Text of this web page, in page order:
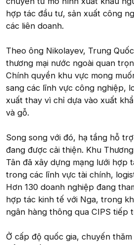
hợp tác đầu tư, sản xuất công
các liên doanh.
Theo ông Nikolayev, Trung
thương mại nước ngoài quan
Chính quyền khu vực mong
sang các lĩnh vực công nghiệp,
xuất thay vì chỉ dựa vào xuất
và gỗ.
Song song với đó, hạ tầng hỗ
đang được cải thiện. Khu
Tân đã xây dựng mạng lưới hợp
trong các lĩnh vực tài chính,
Hơn 130 doanh nghiệp đang
hợp tác kinh tế với Nga, trong
ngân hàng thông qua CIPS tiếp
Ở cấp độ quốc gia, chuyến